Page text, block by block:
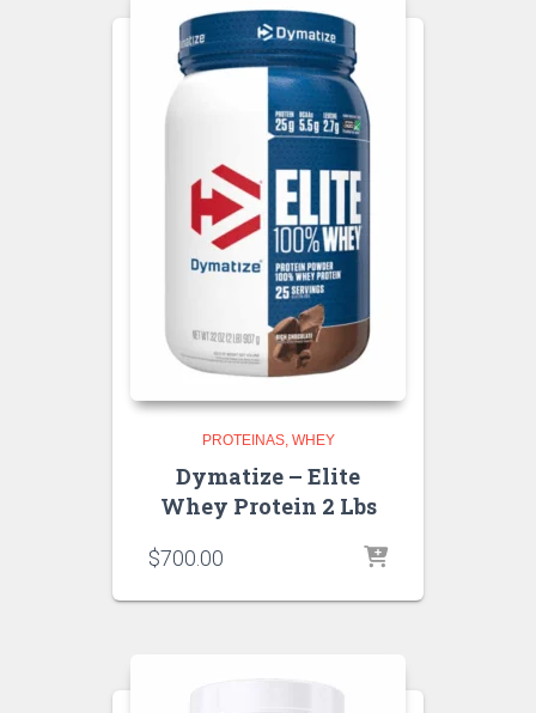
PROTEINAS WHEY
Dymatize – Elite
Whey Protein 2 Lbs
$700.00